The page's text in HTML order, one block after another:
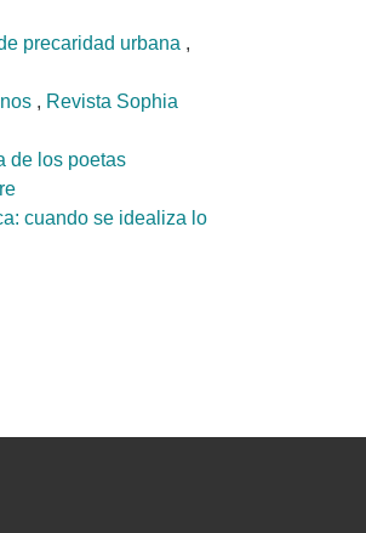
precaridad urbana ,
, Revista Sophia
de los poetas
cuando se idealiza lo